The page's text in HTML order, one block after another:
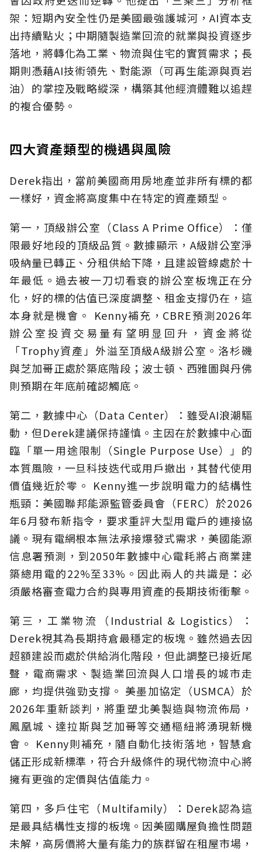
架：短期內安全性仍是美國最強護城河，AI資本支
出持續點火；中期隨製造業回流的就業與投資逐步
落地，將轉化為工業、物流與住宅的實質需求；長
期則憑藉AI技術領先、對能源（可再生能源與頁岩
油）的掌控及戰略縱深，構築其他經濟體難以追趕
的複合優勢。
四大資產類型的機遇與風險
Derek指出，當前美國商用房地產並非所有標的都
一樣好，資金將高度集中在特定的資產類型。
第一，頂級辦公室（Class A Prime Office）：僅
限最好地段的頂級品質。數據顯示，A級辦公室淨
吸納量已轉正、分租供給下降，且建設管線處於十
年最低。過去被一刀切看衰的辦公室板塊正在分
化，好的標的估值已深度調整、租金支撐仍在，這
本身就是機會。 Kenny補充，CBRE預測2026年
辦公室投資交易量有望明显回升，資金將從
「Trophy資產」外溢至頂級A級辦公室。洛杉磯
與芝加哥正處於築底階段；波士頓、西雅圖與丹佛
則預期在年底前確認觸底。
第二，數據中心（Data Center）：雖受AI浪潮驅
動，但Derek建議保持謹慎。主因在於數據中心面
臨「單一用途限制（Single Purpose Use）」的
本質風險，一旦科技迭代或用戶撤出，其替代使用
價值幾近於零。 Kenny進一步說明電力的結構性
瓶頸：美國聯邦能源監管委員會（FERC）於2026
年6月發布新指令，要求重評大型用電戶的連接協
議。現有電網根本無法承接爆發式需求，美國能源
信息署預測，到2050年數據中心電耗將占商業建
築總用電的22%至33%。因此兩人的共識是：必
須嚴格審查電力合約與專用資產的長期技術衝擊。
第三，工業物流（Industrial & Logistics）：
Derek視其為長期持倉最穩定的板塊。雖然過去因
超額建設而處於供給消化階段，但此調整已接近尾
聲，電商需求、製造業回流與人口增長的城市走
廊，均提供強勁支撐。 美墨加協定（USMCA）於
2026年重新談判，將重塑北美製造與物流佈局，
鳳凰城、達拉斯與芝加哥等交通樞紐將湧現新機
會。 Kenny則補充，隨自動化技術落地，智慧倉
儲正形成新標準，符合升級條件的現代物流中心將
擁有更強的定價與估值能力。
第四，多戶住宅（Multifamily）：Derek認為這
是最具結構性支撐的板塊。因美國購屋負擔性問題
未解，高房價將大量有能力的族群留在租屋市場，